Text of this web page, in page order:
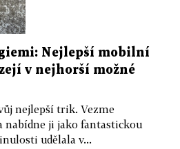
Nejlepší mobilní
v nejhorší možné
nejlepší trik. Vezme
nabídne ji jako fantastickou
udělala v...